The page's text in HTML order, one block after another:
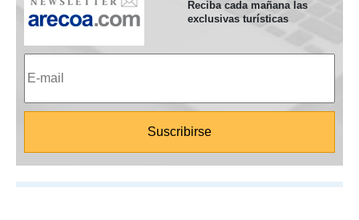
Reciba cada mañana las
exclusivas turísticas